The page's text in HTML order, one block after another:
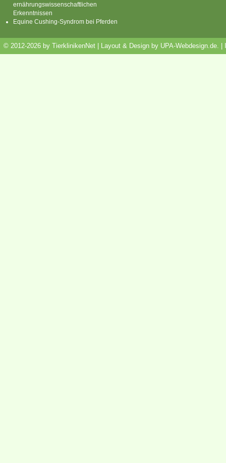
ernährungswissenschaftlichen
Erkenntnissen
Equine Cushing-Syndrom bei Pferden
© 2012-2026 by TierklinikenNet | Layout & Design by UPA-Webdesign.de.